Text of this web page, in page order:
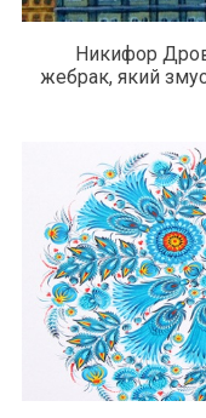
Никифор
жебрак, який